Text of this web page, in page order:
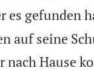
es gefunden
auf seine
nach Hause